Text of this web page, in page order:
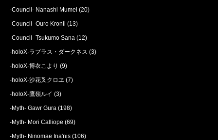
-Council- Nanashi Mumei (20)
-Council- Ouro Kronii (13)
-Council- Tsukumo Sana (12)
-holoX-ラプラス・ダークネス (3)
-holoX-博衣こより (9)
-holoX-沙花叉クロヱ (7)
-holoX-鷹嶺ルイ (3)
-Myth- Gawr Gura (198)
-Myth- Mori Calliope (69)
-Myth- Ninomae Ina'nis (106)